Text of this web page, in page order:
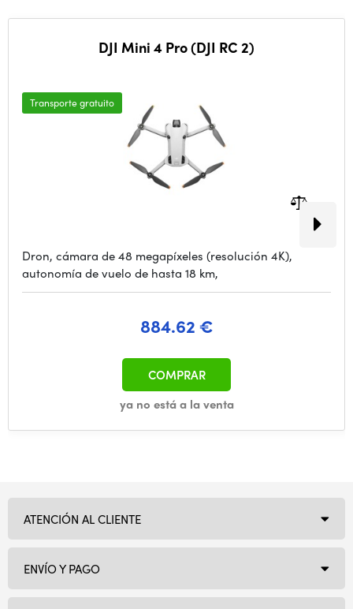
DJI Mini 4 Pro (DJI RC 2)
Transporte gratuito
Dron, cámara de 48 megapíxeles (resolución 4K),
autonomía de vuelo de hasta 18 km,
884.62 €
ya no está a la venta
COMPRAR
ATENCIÓN AL CLIENTE
ENVÍO Y PAGO